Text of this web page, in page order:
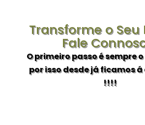
Transforme o Seu
Fale
O primeiro passo é sempre
por isso desde já ficamos
!!!!